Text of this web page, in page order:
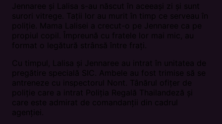
Jennaree și Lalisa s-au născut în aceeași zi și sunt
surori vitrege. Tații lor au murit în timp ce serveau în
poliție. Mama Lalisei a crecut-o pe Jennaree ca pe
propiul copil. Împreună cu fratele lor mai mic, au
format o legătură strânsă între frați.
Cu timpul, Lalisa și Jennaree au intrat în unitatea de
pregătire specială SIC. Ambele au fost trimise să se
antreneze cu inspectorul Nont. Tânărul ofițer de
poliție care a intrat Poliția Regală Thailandeză și
care este admirat de comandanții din cadrul
agenției.